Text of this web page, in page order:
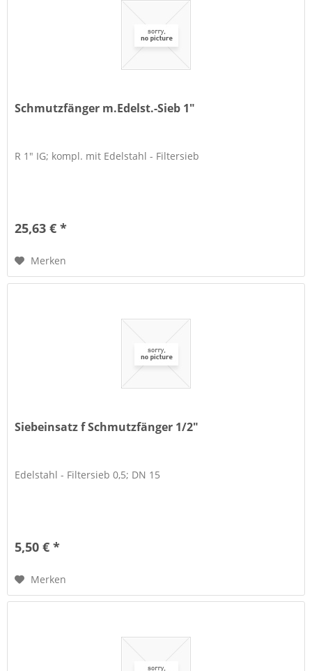
Schmutzfänger m.Edelst.-Sieb 1"
R 1" IG; kompl. mit Edelstahl - Filtersieb
25,63 € *
Merken
Siebeinsatz f Schmutzfänger 1/2"
Edelstahl - Filtersieb 0,5; DN 15
5,50 € *
Merken